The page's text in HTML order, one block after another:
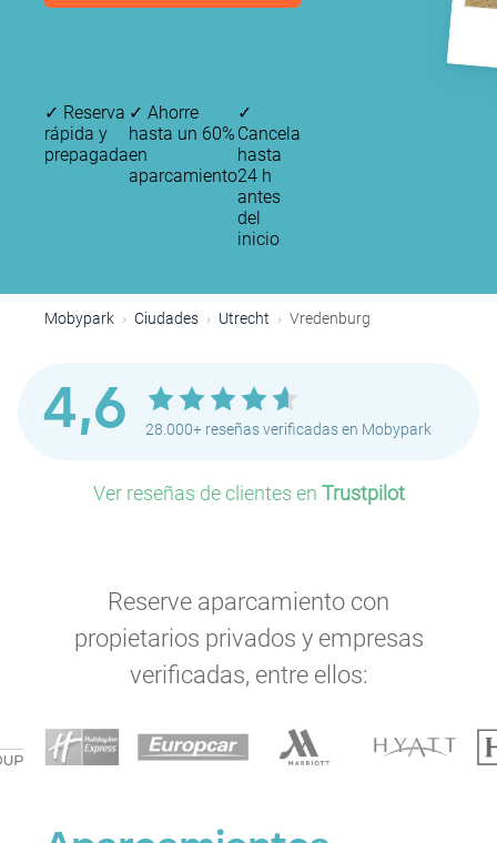
✓ Reserva
rápida y
prepagada
✓ Ahorre
hasta un 60%
en
aparcamiento
✓
Cancela
hasta
24 h
antes
del
inicio
Mobypark Ciudades Utrecht Vredenburg
4,6 28.000+ reseñas verificadas en Mobypark
Ver reseñas de clientes en Trustpilot
Reserve aparcamiento con
propietarios privados y empresas
verificadas, entre ellos: